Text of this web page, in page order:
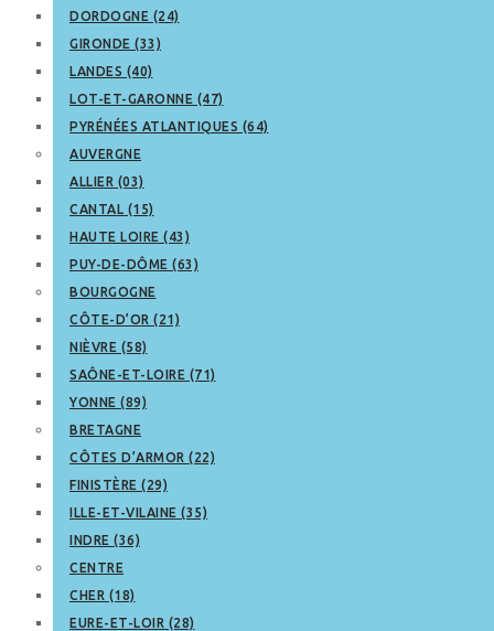
DORDOGNE (24)
GIRONDE (33)
LANDES (40)
LOT-ET-GARONNE (47)
PYRÉNÉES ATLANTIQUES (64)
AUVERGNE
ALLIER (03)
CANTAL (15)
HAUTE LOIRE (43)
PUY-DE-DÔME (63)
BOURGOGNE
CÔTE-D’OR (21)
NIÈVRE (58)
SAÔNE-ET-LOIRE (71)
YONNE (89)
BRETAGNE
CÔTES D’ARMOR (22)
FINISTÈRE (29)
ILLE-ET-VILAINE (35)
INDRE (36)
CENTRE
CHER (18)
EURE-ET-LOIR (28)